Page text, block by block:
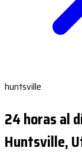
huntsville
24 horas al
Huntsville,